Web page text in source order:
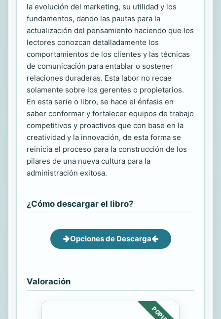
la evolución del marketing, su utilidad y los
fundamentos, dando las pautas para la
actualización del pensamiento haciendo que los
lectores conozcan detalladamente los
comportamientos de los clientes y las técnicas
de comunicación para entablar o sostener
relaciones duraderas. Esta labor no recae
solamente sobre los gerentes o propietarios.
En esta serie o libro, se hace el énfasis en
saber conformar y fortalecer equipos de trabajo
competitivos y proactivos que con base en la
creatividad y la innovación, de esta forma se
reinicia el proceso para la construcción de los
pilares de una nueva cultura para la
administración exitosa.
¿Cómo descargar el libro?
Opciones de Descarga
Valoración